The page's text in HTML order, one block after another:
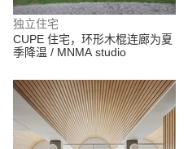
独立住宅
CUPE 住宅，环形木棍连廊为夏
季降温 / MNMA studio